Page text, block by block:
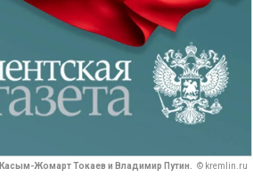
Касым-Жомарт Токаев и Владимир Путин. © kremlin.ru